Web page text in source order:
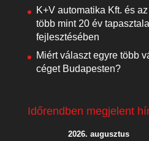
K+V automatika Kft. és
több mint 20 év
fejlesztésében
Miért választ egyre több
céget Budapesten?
Időrendben megjelent
2026. augusztus